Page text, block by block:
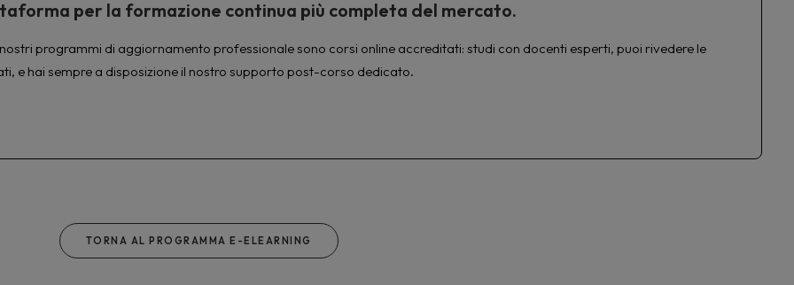
per la formazione continua più completa del mercato.
programmi di aggiornamento professionale sono corsi online accreditati: studi con docenti esperti, puoi rivedere le
e hai sempre a disposizione il nostro supporto post-corso dedicato.
TORNA AL PROGRAMMA E-ELEARNING